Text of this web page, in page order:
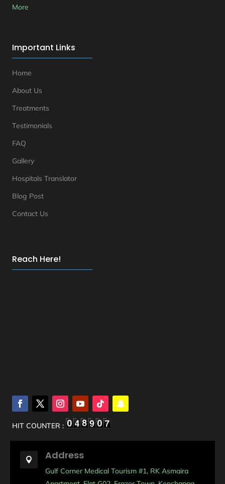
More
Important Links
Home
About Us
Treatments
Testimonials
FAQ
Gallery
Hospitals Translator
Blog Post
Contact Us
Reach Here!
HIT COUNTER :
 Address
Gulf Corner Medical Tourism #1, RK Asmaira